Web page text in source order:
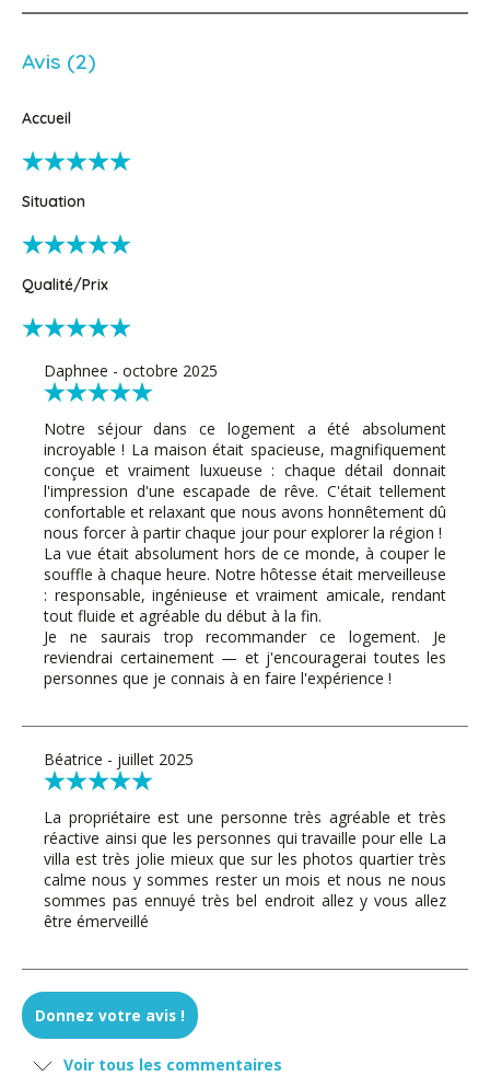
Avis (2)
Accueil
Situation
Qualité/Prix
Daphnee - octobre 2025
Notre séjour dans ce logement a été absolument
incroyable ! La maison était spacieuse, magnifiquement
conçue et vraiment luxueuse : chaque détail donnait
l'impression d'une escapade de rêve. C'était tellement
confortable et relaxant que nous avons honnêtement dû
nous forcer à partir chaque jour pour explorer la région !
La vue était absolument hors de ce monde, à couper le
souffle à chaque heure. Notre hôtesse était merveilleuse
: responsable, ingénieuse et vraiment amicale, rendant
tout fluide et agréable du début à la fin.
Je ne saurais trop recommander ce logement. Je
reviendrai certainement — et j'encouragerai toutes les
personnes que je connais à en faire l'expérience !
Béatrice - juillet 2025
La propriétaire est une personne très agréable et très
réactive ainsi que les personnes qui travaille pour elle La
villa est très jolie mieux que sur les photos quartier très
calme nous y sommes rester un mois et nous ne nous
sommes pas ennuyé très bel endroit allez y vous allez
être émerveillé
Donnez votre avis !
Voir tous les commentaires